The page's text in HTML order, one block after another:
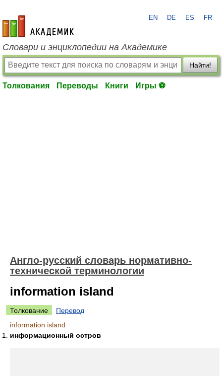
academic.ru
EN DE ES FR
Словари и энциклопедии на Академике
Найти!
Толкования Переводы Книги Игры ⚽
Англо-русский словарь нормативно-
технической терминологии
information island
Толкование
Перевод
information island
информационный остров